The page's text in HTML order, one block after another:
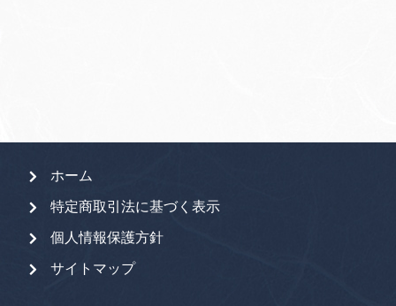
ホーム
特定商取引法に基づく表示
個人情報保護方針
サイトマップ